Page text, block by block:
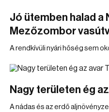
Jó ütemben halad a
Mezőzombor
A rendkívüli nyári hőség sem
Nagy területen ég
A nádas és az erdő